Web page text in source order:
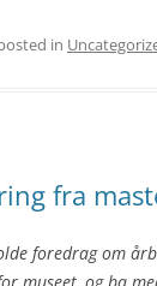
in
fra
foredrag om